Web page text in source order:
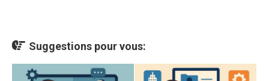
Suggestions pour vous: